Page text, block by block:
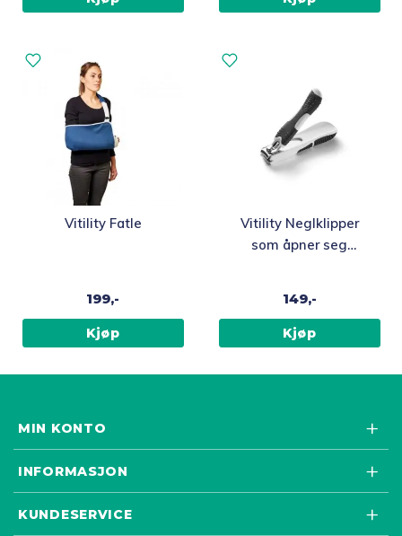
Vitility Fatle
199,-
Kjøp
Vitility Neglklipper
som åpner seg
149,-
Kjøp
MIN KONTO
INFORMASJON
KUNDESERVICE